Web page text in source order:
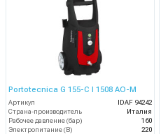
Portotecnica G 155-C I 1508 AO-M
Артикул
IDAF 94242
Страна-производитель
Италия
Рабочее давление (бар)
160
Электропитание (В)
220